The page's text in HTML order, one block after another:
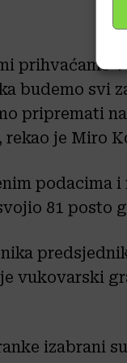
prihvaćamo
budemo svi
pripremati
rekao je Miro
podacima
81 posto
vukovarski
izabrani